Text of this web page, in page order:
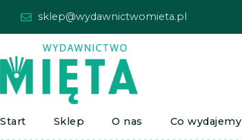
sklep@wydawnictwomieta.pl
Start Sklep O nas Co wydajemy